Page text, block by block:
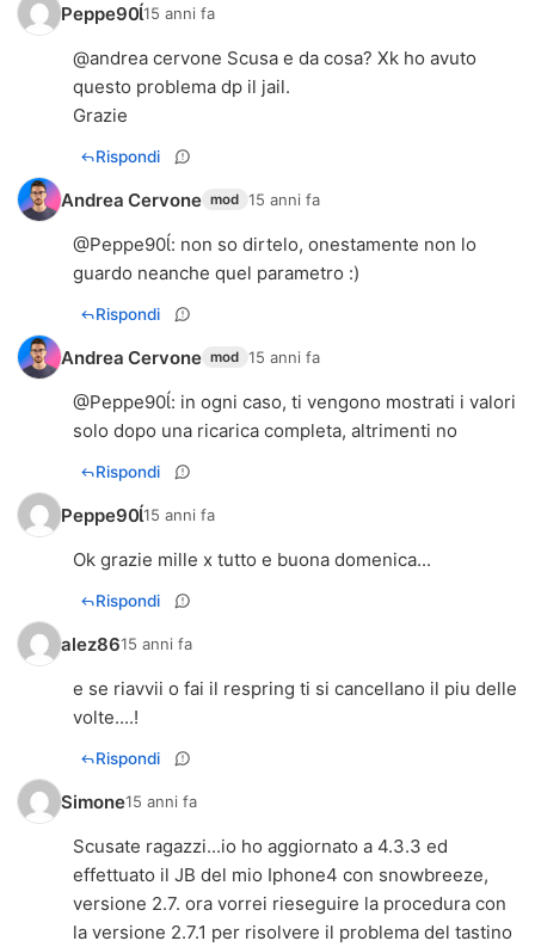
Peppe9015 anni fa
@andrea cervone Scusa e da cosa? Xk ho avuto
questo problema dp il jail.
Grazie
Rispondi
Andrea Cervone mod 15 anni fa
@Peppe90: non so dirtelo, onestamente non lo
guardo neanche quel parametro :)
Rispondi
Andrea Cervone mod 15 anni fa
@Peppe90: in ogni caso, ti vengono mostrati i valori
solo dopo una ricarica completa, altrimenti no
Rispondi
Peppe9015 anni fa
Ok grazie mille x tutto e buona domenica...
Rispondi
alez8615 anni fa
e se riavvii o fai il respring ti si cancellano il piu delle
volte....!
Rispondi
Simone15 anni fa
Scusate ragazzi...io ho aggiornato a 4.3.3 ed
effettuato il JB del mio Iphone4 con snowbreeze,
versione 2.7. ora vorrei rieseguire la procedura con
la versione 2.7.1 per risolvere il problema del tastino